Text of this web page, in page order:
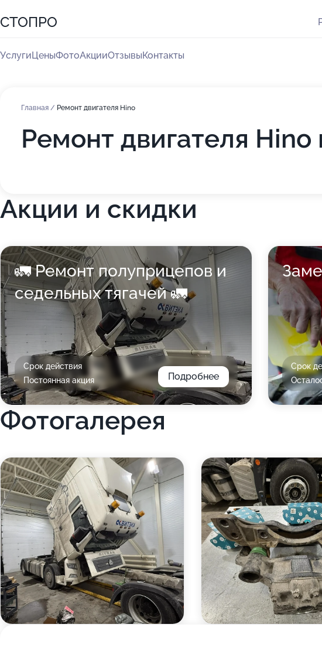
СТОПРО
УслугиЦеныФотоАкцииОтзывыКонтакты
Главная / Ремонт двигателя Hino
Ремонт двигателя
Акции и скидки
🚛 Ремонт полуприцепов и
седельных тягачей 🚛
Срок действия
Постоянная акция
Подробнее
Срок
Фотогалерея